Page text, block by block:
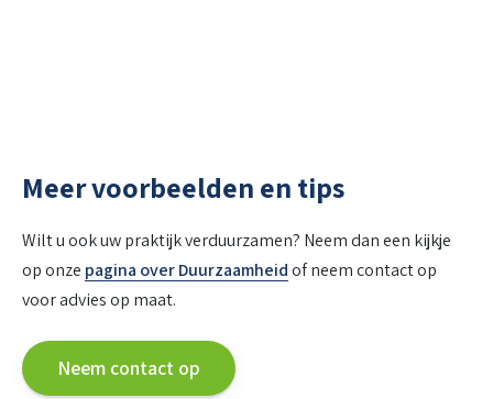
Meer voorbeelden en tips
Wilt u ook uw praktijk verduurzamen? Neem dan een kijkje
op onze pagina over Duurzaamheidof neem contact op
voor advies op maat.
Neem contact op